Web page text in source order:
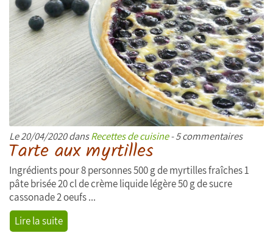
Le 20/04/2020 dansRecettes de cuisine- 5 commentaires
Tarte aux myrtilles
Ingrédients pour 8 personnes 500 g de myrtilles fraîches 1
pâte brisée 20 cl de crème liquide légère 50 g de sucre
cassonade 2 oeufs ...
Lire la suite